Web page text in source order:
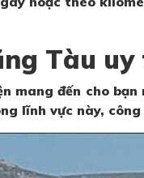
Tàu
mang đến cho bạn
lĩnh vực này,